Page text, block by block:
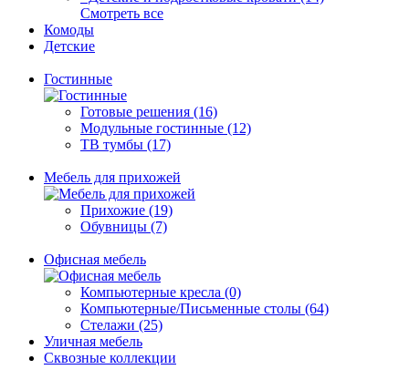
Смотреть все
Комоды
Детские
Гостинные
Готовые решения (16)
Модульные гостинные (12)
ТВ тумбы (17)
Мебель для прихожей
Прихожие (19)
Обувницы (7)
Офисная мебель
Компьютерные кресла (0)
Компьютерные/Письменные столы (64)
Стелажи (25)
Уличная мебель
Сквозные коллекции